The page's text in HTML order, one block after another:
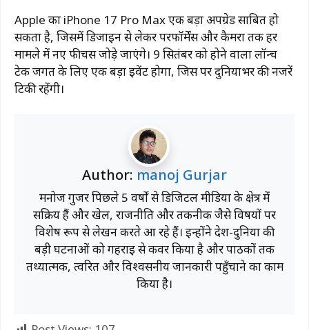
Apple का iPhone 17 Pro Max एक बड़ा अपग्रेड साबित हो
सकता है, जिसमें डिजाइन से लेकर परफॉर्मेंस और कैमरा तक हर
मामले में नए फीचर्स जोड़े जाएंगे। 9 सितंबर को होने वाला लॉन्च
टेक जगत के लिए एक बड़ा इवेंट होगा, जिस पर दुनियाभर की नजरें
टिकी रहेंगी।
Author: manoj Gurjar
मनोज गुर्जर पिछले 5 वर्षों से डिजिटल मीडिया के क्षेत्र में
सक्रिय हैं और खेल, राजनीति और तकनीक जैसे विषयों पर
विशेष रूप से लेखन करते आ रहे हैं। इन्होंने देश-दुनिया की
बड़ी घटनाओं को गहराई से कवर किया है और पाठकों तक
तथ्यात्मक, त्वरित और विश्वसनीय जानकारी पहुँचाने का काम
किया है।